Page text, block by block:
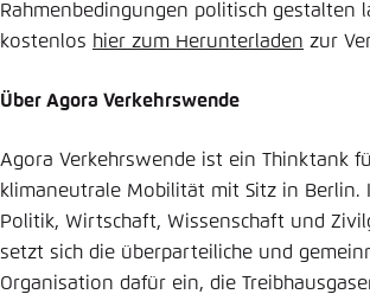
Rahmenbedingungen politisch gestalten
kostenlos hier zum Herunterladen zur
Über Agora Verkehrswende
Agora Verkehrswende ist ein Thinktank
klimaneutrale Mobilität mit Sitz in Berlin.
Politik, Wirtschaft, Wissenschaft und
setzt sich die überparteiliche und
Organisation dafür ein, die